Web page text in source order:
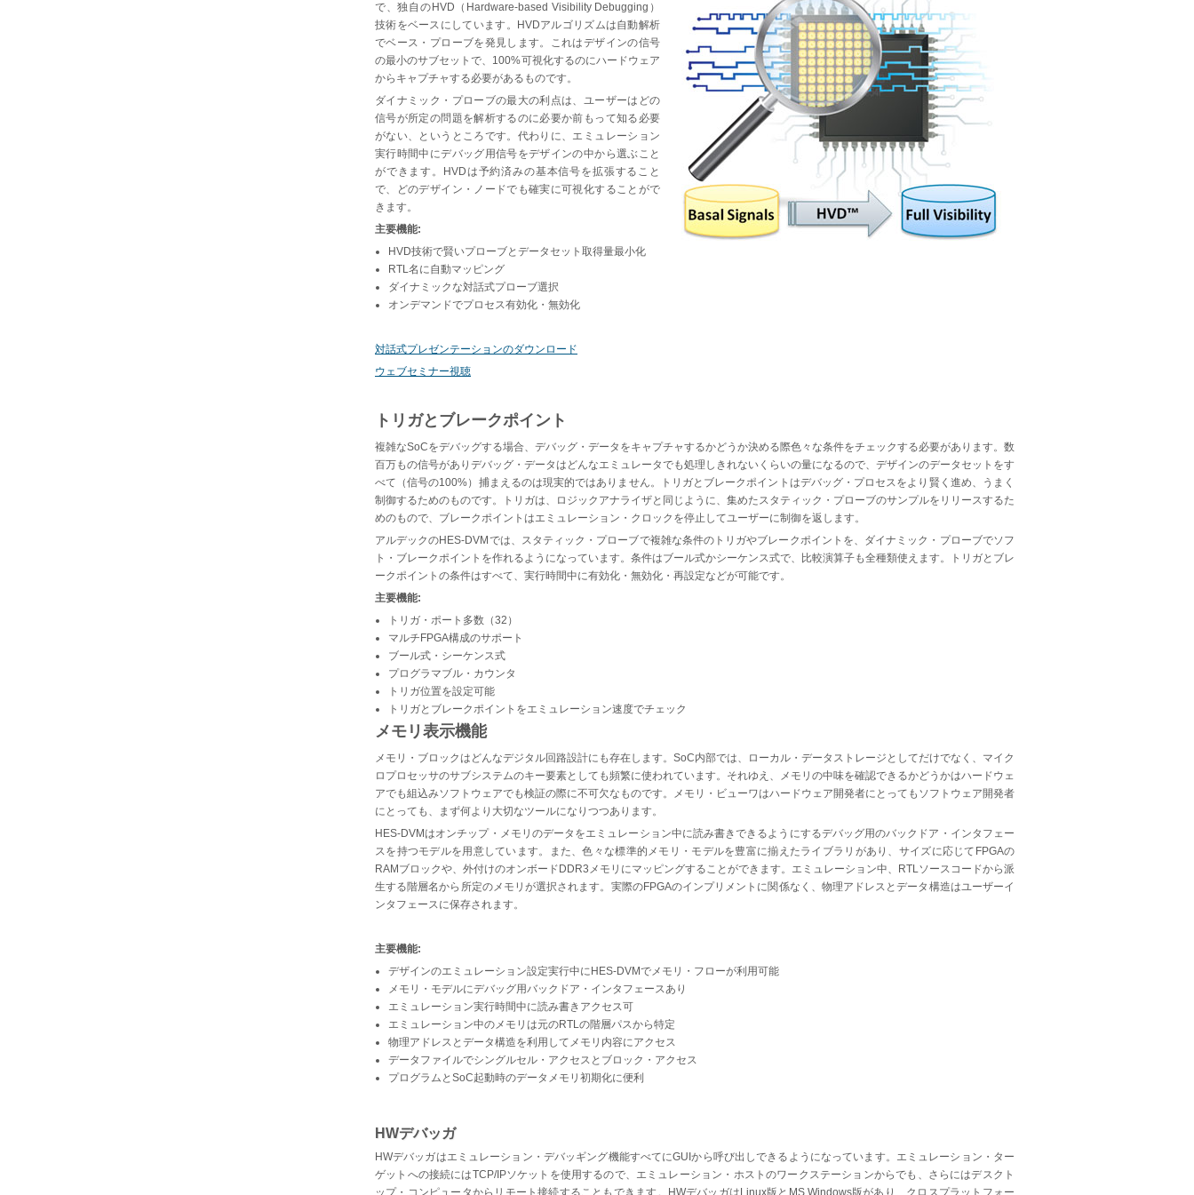
で、独自のHVD（Hardware-based Visibility Debugging）
技術をベースにしています。HVDアルゴリズムは自動解析
でベース・プローブを発見します。これはデザインの信号
の最小のサブセットで、100%可視化するのにハードウェア
からキャプチャする必要があるものです。
ダイナミック・プローブの最大の利点は、ユーザーはどの
信号が所定の問題を解析するのに必要か前もって知る必要
がない、というところです。代わりに、エミュレーション
実行時間中にデバッグ用信号をデザインの中から選ぶこと
ができます。HVDは予約済みの基本信号を拡張すること
で、どのデザイン・ノードでも確実に可視化することがで
きます。
主要機能:
HVD技術で賢いプローブとデータセット取得量最小化
RTL名に自動マッピング
ダイナミックな対話式プローブ選択
オンデマンドでプロセス有効化・無効化
対話式プレゼンテーションのダウンロード
ウェブセミナー視聴
トリガとブレークポイント
複雑なSoCをデバッグする場合、デバッグ・データをキャプチャするかどうか決める際色々な条件をチェックする必要があります。数
百万もの信号がありデバッグ・データはどんなエミュレータでも処理しきれないくらいの量になるので、デザインのデータセットをす
べて（信号の100%）捕まえるのは現実的ではありません。トリガとブレークポイントはデバッグ・プロセスをより賢く進め、うまく
制御するためのものです。トリガは、ロジックアナライザと同じように、集めたスタティック・プローブのサンプルをリリースするた
めのもので、ブレークポイントはエミュレーション・クロックを停止してユーザーに制御を返します。
アルデックのHES-DVMでは、スタティック・プローブで複雑な条件のトリガやブレークポイントを、ダイナミック・プローブでソフ
ト・ブレークポイントを作れるようになっています。条件はブール式かシーケンス式で、比較演算子も全種類使えます。トリガとブレ
ークポイントの条件はすべて、実行時間中に有効化・無効化・再設定などが可能です。
主要機能:
トリガ・ポート多数（32）
マルチFPGA構成のサポート
ブール式・シーケンス式
プログラマブル・カウンタ
トリガ位置を設定可能
トリガとブレークポイントをエミュレーション速度でチェック
メモリ表示機能
メモリ・ブロックはどんなデジタル回路設計にも存在します。SoC内部では、ローカル・データストレージとしてだけでなく、マイク
ロプロセッサのサブシステムのキー要素としても頻繁に使われています。それゆえ、メモリの中味を確認できるかどうかはハードウェ
アでも組込みソフトウェアでも検証の際に不可欠なものです。メモリ・ビューワはハードウェア開発者にとってもソフトウェア開発者
にとっても、まず何より大切なツールになりつつあります。
HES-DVMはオンチップ・メモリのデータをエミュレーション中に読み書きできるようにするデバッグ用のバックドア・インタフェー
スを持つモデルを用意しています。また、色々な標準的メモリ・モデルを豊富に揃えたライブラリがあり、サイズに応じてFPGAの
RAMブロックや、外付けのオンボードDDR3メモリにマッピングすることができます。エミュレーション中、RTLソースコードから派
生する階層名から所定のメモリが選択されます。実際のFPGAのインプリメントに関係なく、物理アドレスとデータ構造はユーザーイ
ンタフェースに保存されます。
主要機能:
デザインのエミュレーション設定実行中にHES-DVMでメモリ・フローが利用可能
メモリ・モデルにデバッグ用バックドア・インタフェースあり
エミュレーション実行時間中に読み書きアクセス可
エミュレーション中のメモリは元のRTLの階層パスから特定
物理アドレスとデータ構造を利用してメモリ内容にアクセス
データファイルでシングルセル・アクセスとブロック・アクセス
プログラムとSoC起動時のデータメモリ初期化に便利
HWデバッガ
HWデバッガはエミュレーション・デバッギング機能すべてにGUIから呼び出しできるようになっています。エミュレーション・ター
ゲットへの接続にはTCP/IPソケットを使用するので、エミュレーション・ホストのワークステーションからでも、さらにはデスクト
ップ・コンピュータからリモート接続することもできます。HWデバッガはLinux版とMS Windows版があり、クロスプラットフォー